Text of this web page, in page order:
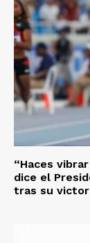
“Haces
dice el
tras su